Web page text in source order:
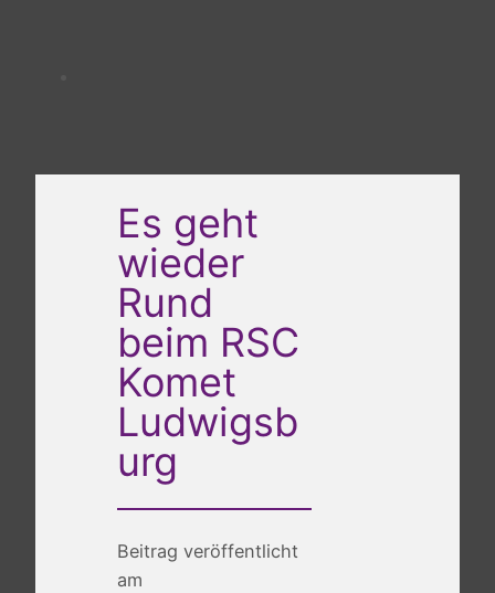
Es geht
wieder
Rund
beim RSC
Komet
Ludwigsb
urg
Beitrag veröffentlicht
am